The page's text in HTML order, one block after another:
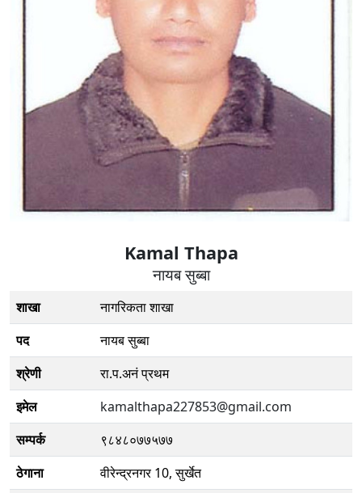
Kamal Thapa
नायब सुब्बा
शाखा
नागरिकता शाखा
पद
नायब सुब्बा
श्रेणी
रा.प.अनं प्रथम
इमेल
kamalthapa227853@gmail.com
सम्पर्क
९८४८०७७५७७
ठेगाना
वीरेन्द्रनगर 10, सुर्खेत